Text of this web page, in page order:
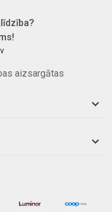
?
!
aizsargātas

